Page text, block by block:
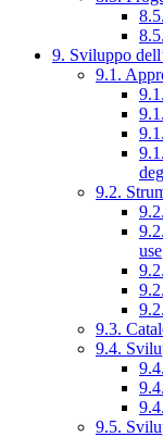
9. Sviluppo
9.1.
9.2.
use
9.3.
9.4.
9.5.